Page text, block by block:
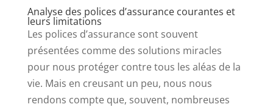
Analyse des polices d’assurance courantes et
leurs limitations
Les polices d’assurance sont souvent
présentées comme des solutions miracles
pour nous protéger contre tous les aléas de la
vie. Mais en creusant un peu, nous nous
rendons compte que, souvent, nombreuses